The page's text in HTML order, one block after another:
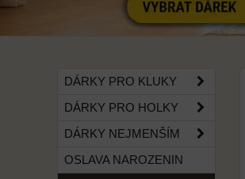
DÁRKY PRO KLUKY
DÁRKY PRO HOLKY
DÁRKY NEJMENŠÍM
OSLAVA NAROZENIN